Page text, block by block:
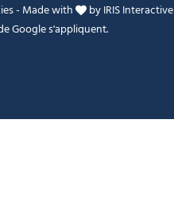
- Made with byIRIS Interactive
Google s'appliquent.